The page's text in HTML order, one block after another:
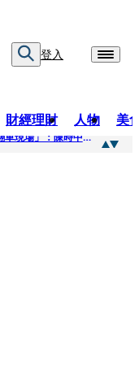
登入
財經理財 人物 美
慈濟買BNT遭詐10.6億！ 醫揭蔣萬安「翻車現場」：陳時中當年是阻止被騙